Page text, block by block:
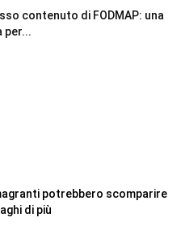
contenuto di FODMAP: una
per...
potrebbero scomparire
di più